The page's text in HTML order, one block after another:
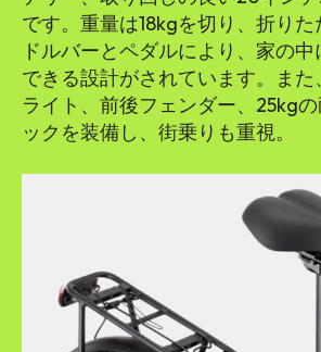
です。重量は18kgを切り、折り
ドルバーとペダルにより、家の
できる設計がされています。ま
ライト、前後フェンダー、25kg
ックを装備し、街乗りも重視。